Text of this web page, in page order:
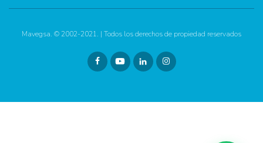
Mavegsa. © 2002-2021. | Todos los derechos de propiedad reservados